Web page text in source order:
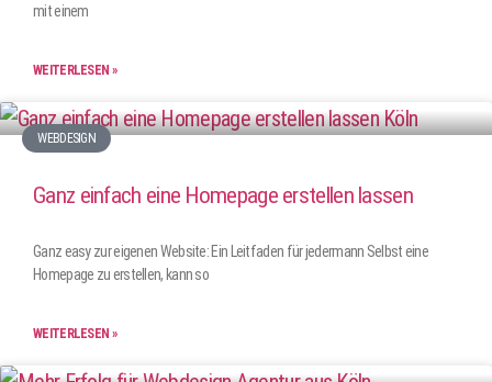
mit einem
WEITERLESEN »
WEBDESIGN
Ganz einfach eine Homepage erstellen lassen
Ganz easy zur eigenen Website: Ein Leitfaden für jedermann Selbst eine
Homepage zu erstellen, kann so
WEITERLESEN »